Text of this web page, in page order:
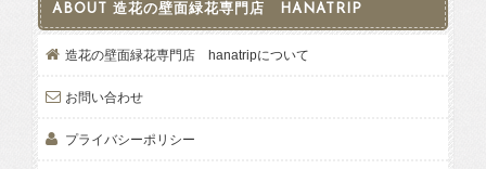
ABOUT 造花の壁面緑花専門店 HANATRIP
造花の壁面緑花専門店 hanatripについて
お問い合わせ
プライバシーポリシー